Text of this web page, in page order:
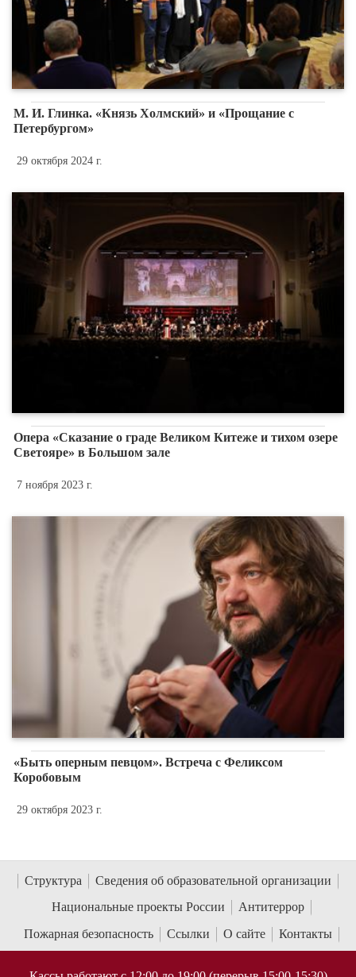
М. И. Глинка. «Князь Холмский» и «Прощание с
Петербургом»
29 октября 2024 г.
Опера «Сказание о граде Великом Китеже и тихом озере
Светояре» в Большом зале
7 ноября 2023 г.
«Быть оперным певцом». Встреча с Феликсом
Коробовым
29 октября 2023 г.
Структура
Сведения об образовательной организации
Национальные проекты России
Антитеррор
Пожарная безопасность
Ссылки О сайте Контакты